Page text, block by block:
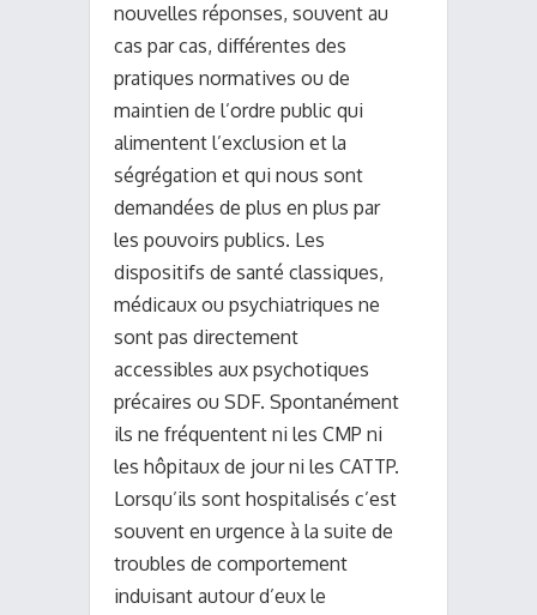
nouvelles réponses, souvent au
cas par cas, différentes des
pratiques normatives ou de
maintien de l’ordre public qui
alimentent l’exclusion et la
ségrégation et qui nous sont
demandées de plus en plus par
les pouvoirs publics. Les
dispositifs de santé classiques,
médicaux ou psychiatriques ne
sont pas directement
accessibles aux psychotiques
précaires ou SDF. Spontanément
ils ne fréquentent ni les CMP ni
les hôpitaux de jour ni les CATTP.
Lorsqu’ils sont hospitalisés c’est
souvent en urgence à la suite de
troubles de comportement
induisant autour d’eux le